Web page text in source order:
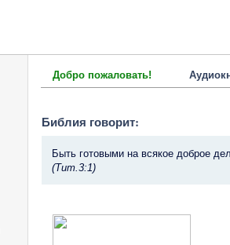
Добро пожаловать!
Библия говорит:
Быть готовыми на всякое доброе
(Тит.3:1)